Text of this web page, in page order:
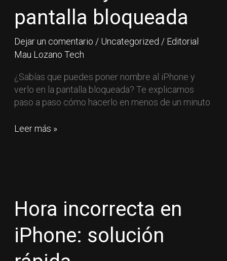
pantalla bloqueada
Dejar un comentario / Uncategorized / Editorial
Mau Lozano Tech
¿Sabías que puedes poner nombre al iPhone y
verlo en la pantalla bloqueada? Te explicamos
paso a paso cómo hacerlo en menos de un minuto
en
pantalla
bloqueada
Leer más »
Hora incorrecta en
iPhone: solución
en
iPhone:
solución
rápida